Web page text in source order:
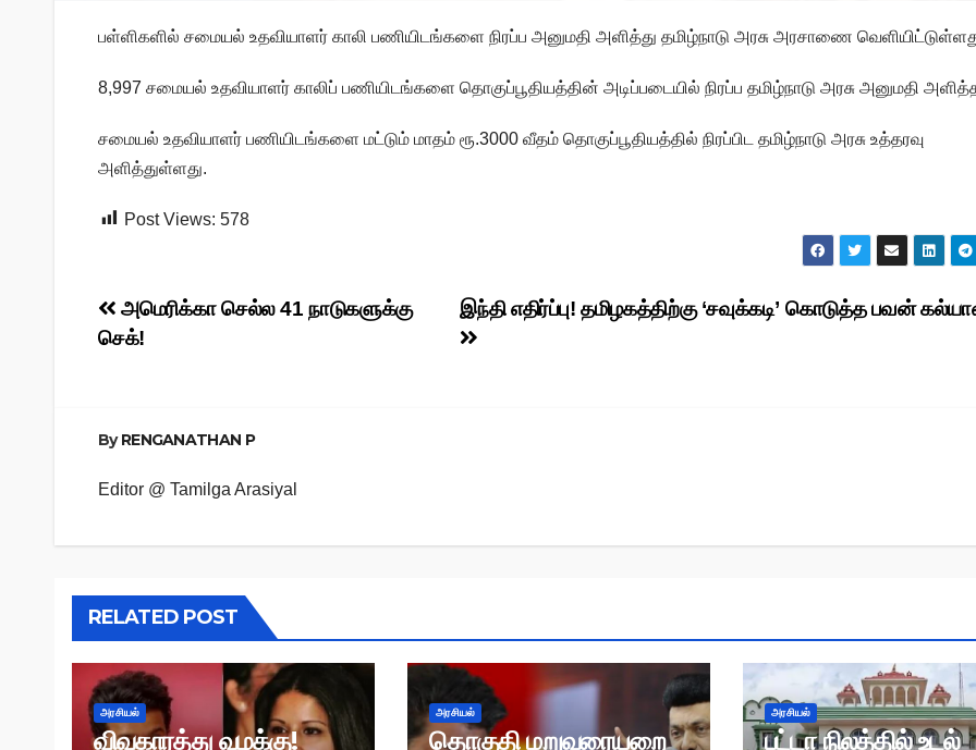
பள்ளிகளில் சமையல் உதவியாளர் காலி பணியிடங்களை நிரப்ப அனுமதி அளித்து தமிழ்நாடு அரசு அரசாணை
8,997 சமையல் உதவியாளர் காலிப் பணியிடங்களை தொகுப்பூதியத்தின் அடிப்படையில் நிரப்ப தமிழ்நாடு அரசு அனுமதி
சமையல் உதவியாளர் பணியிடங்களை மட்டும் மாதம் ரூ.3000 வீதம் தொகுப்பூதியத்தில் நிரப்பிட தமிழ்நாடு அரசு உத்தரவு
அளித்துள்ளது.
Post Views: 578
Post
இந்தி எதிர்ப்பு! தமிழகத்திற்கு ‘சவுக்கடி’ கொடுத்த பவன்
அமெரிக்கா செல்ல 41 நாடுகளுக்கு
செக்!
ByRENGANATHAN P
Editor @ Tamilga Arasiyal
RELATED POST
அரசியல்
விவகாரத்து வழக்கு!
அரசியல்
தொகுதி மறுவரையறை
அரசியல்
பட்டா நிலத்தில் உடல்